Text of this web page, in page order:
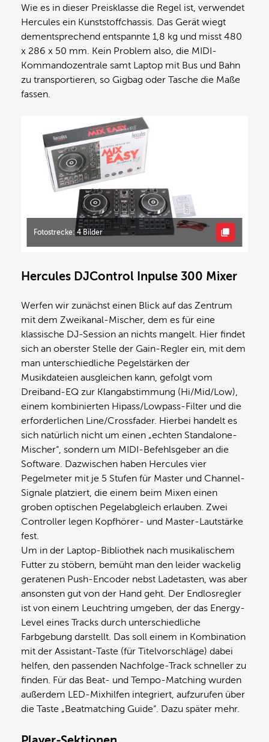
Wie es in dieser Preisklasse die Regel ist, verwendet
Hercules ein Kunststoffchassis. Das Gerät wiegt
dementsprechend entspannte 1,8 kg und misst 480
x 286 x 50 mm. Kein Problem also, die MIDI-
Kommandozentrale samt Laptop mit Bus und Bahn
zu transportieren, so Gigbag oder Tasche die Maße
fassen.
Fotostrecke: 4 Bilder
Hercules DJControl Inpulse 300 Mixer
Werfen wir zunächst einen Blick auf das Zentrum
mit dem Zweikanal-Mischer, dem es für eine
klassische DJ-Session an nichts mangelt. Hier findet
sich an oberster Stelle der Gain-Regler ein, mit dem
man unterschiedliche Pegelstärken der
Musikdateien ausgleichen kann, gefolgt vom
Dreiband-EQ zur Klangabstimmung (Hi/Mid/Low),
einem kombinierten Hipass/Lowpass-Filter und die
erforderlichen Line/Crossfader. Hierbei handelt es
sich natürlich nicht um einen „echten Standalone-
Mischer“, sondern um MIDI-Befehlsgeber an die
Software. Dazwischen haben Hercules vier
Pegelmeter mit je 5 Stufen für Master und Channel-
Signale platziert, die einem beim Mixen einen
groben optischen Pegelabgleich erlauben. Zwei
Controller legen Kopfhörer- und Master-Lautstärke
fest.
Um in der Laptop-Bibliothek nach musikalischem
Futter zu stöbern, bemüht man den leider wackelig
geratenen Push-Encoder nebst Ladetasten, was aber
ansonsten gut von der Hand geht. Der Endlosregler
ist von einem Leuchtring umgeben, der das Energy-
Level eines Tracks durch unterschiedliche
Farbgebung darstellt. Das soll einem in Kombination
mit der Assistant-Taste (für Titelvorschläge) dabei
helfen, den passenden Nachfolge-Track schneller zu
finden. Für das Beat- und Tempo-Matching wurden
außerdem LED-Mixhilfen integriert, aufzurufen über
die Taste „Beatmatching Guide“. Dazu später mehr.